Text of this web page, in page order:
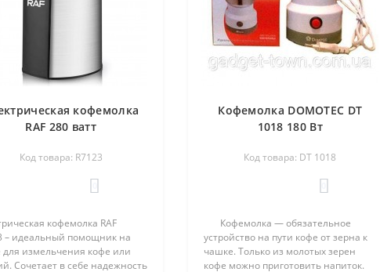
кофемолка
RAF 280 ватт
Код товара: R7123
кофемолка RAF
– идеальный помощник на
для измельчения кофе или
Сочетает в себе надежность
Кофемолка DOMOTEC DT
1018 180 Вт
Код товара: DT 1018
Кофемолка — обязательное
устройство на пути кофе от зерна к
чашке. Только из молотых зерен
кофе можно приготовить напиток.